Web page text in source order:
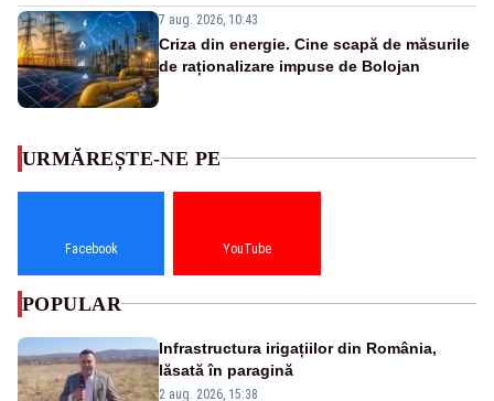
7 aug. 2026, 10:43
Criza din energie. Cine scapă de măsurile
de raționalizare impuse de Bolojan
URMĂREȘTE-NE PE
Facebook YouTube
POPULAR
Infrastructura irigațiilor din România,
lăsată în paragină
2 aug. 2026, 15:38